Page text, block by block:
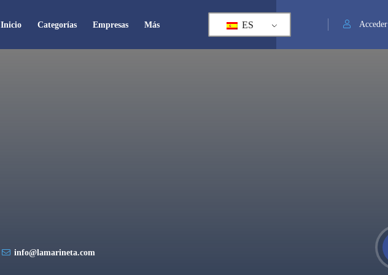
Acceder
ES
Inicio Categorías Empresas Más
info@lamarineta.com